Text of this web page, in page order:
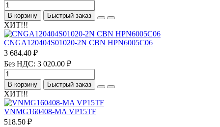
В корзину Быстрый заказ
ХИТ!!!
CNGA120404S01020-2N CBN HPN6005C06
3 684.40 ₽
Без НДС: 3 020.00 ₽
В корзину Быстрый заказ
ХИТ!!!
VNMG160408-MA VP15TF
518.50 ₽